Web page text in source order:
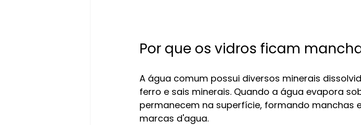
Por que os vidros ficam
A água comum possui diversos minerais
ferro e sais minerais. Quando a água evapora
permanecem na superfície, formando manchas
marcas d'agua.